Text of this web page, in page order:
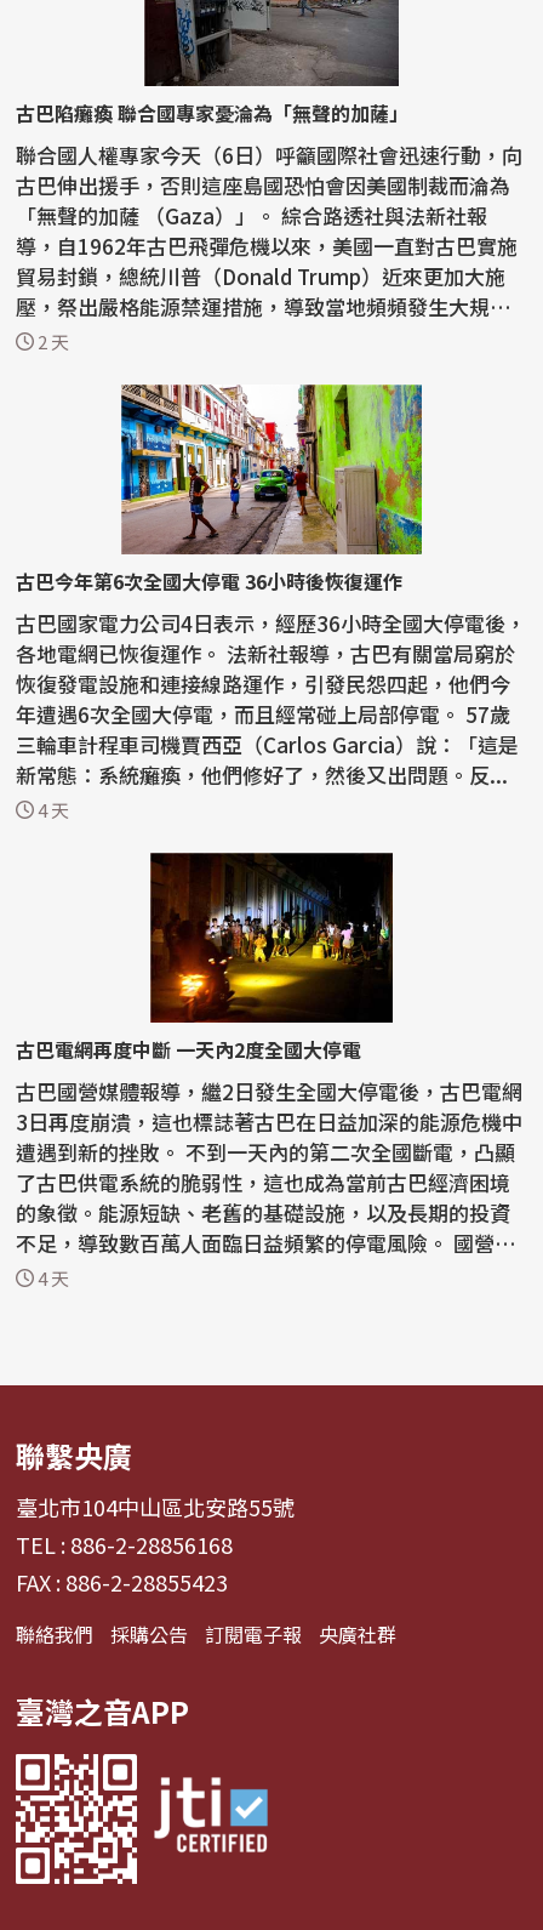
古巴陷癱瘓 聯合國專家憂淪為「無聲的加薩」
聯合國人權專家今天（6日）呼籲國際社會迅速行動，向
古巴伸出援手，否則這座島國恐怕會因美國制裁而淪為
「無聲的加薩 （Gaza）」。 綜合路透社與法新社報
導，自1962年古巴飛彈危機以來，美國一直對古巴實施
貿易封鎖，總統川普（Donald Trump）近來更加大施
壓，祭出嚴格能源禁運措施，導致當地頻頻發生大規模
停電，...
2 天
古巴今年第6次全國大停電 36小時後恢復運作
古巴國家電力公司4日表示，經歷36小時全國大停電後，
各地電網已恢復運作。 法新社報導，古巴有關當局窮於
恢復發電設施和連接線路運作，引發民怨四起，他們今
年遭遇6次全國大停電，而且經常碰上局部停電。 57歲
三輪車計程車司機賈西亞（Carlos Garcia）說：「這是
新常態：系統癱瘓，他們修好了，然後又出問題。反...
4 天
古巴電網再度中斷 一天內2度全國大停電
古巴國營媒體報導，繼2日發生全國大停電後，古巴電網
3日再度崩潰，這也標誌著古巴在日益加深的能源危機中
遭遇到新的挫敗。 不到一天內的第二次全國斷電，凸顯
了古巴供電系統的脆弱性，這也成為當前古巴經濟困境
的象徵。能源短缺、老舊的基礎設施，以及長期的投資
不足，導致數百萬人面臨日益頻繁的停電風險。 國營
電...4 天
聯繫央廣
臺北市104中山區北安路55號
TEL : 886-2-28856168
FAX : 886-2-28855423
聯絡我們 採購公告 訂閱電子報 央廣社群
臺灣之音APP